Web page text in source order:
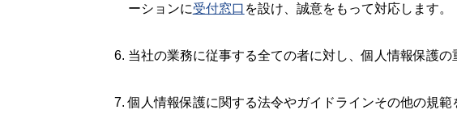
ーションに受付窓口 を設け、誠意をもって対応します。
当社の業務に従事する全ての者に対し、個人情報保護
個人情報保護に関する法令やガイドラインその他の規